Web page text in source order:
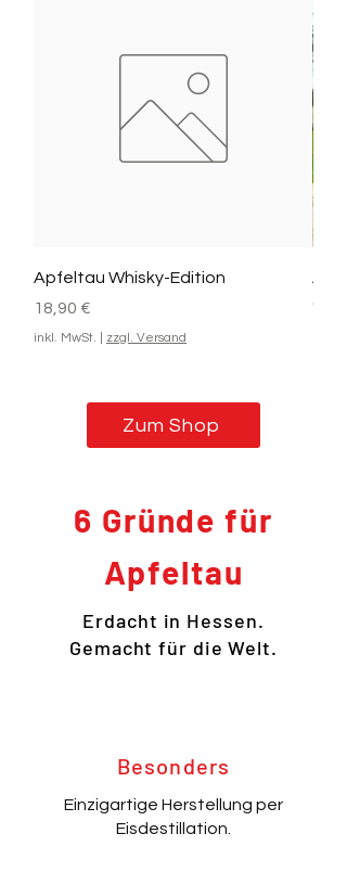
Apfeltau Whisky-Edition
Preis
18,90 €
inkl. MwSt. zzgl. Versand
Zum Shop
6 Gründe für
Apfeltau
Erdacht in Hessen.
Gemacht für die Welt.
Besonders
Einzigartige Herstellung per
Eisdestillation.